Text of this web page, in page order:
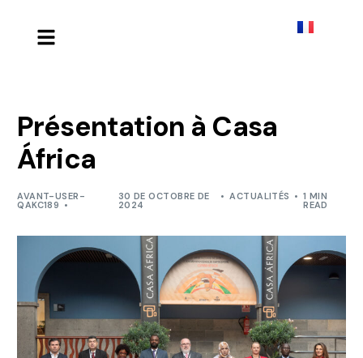
Présentation à Casa
África
AVANT-USER-
QAKC189
30 DE OCTOBRE DE
2024
ACTUALITÉS 1 MIN
READ